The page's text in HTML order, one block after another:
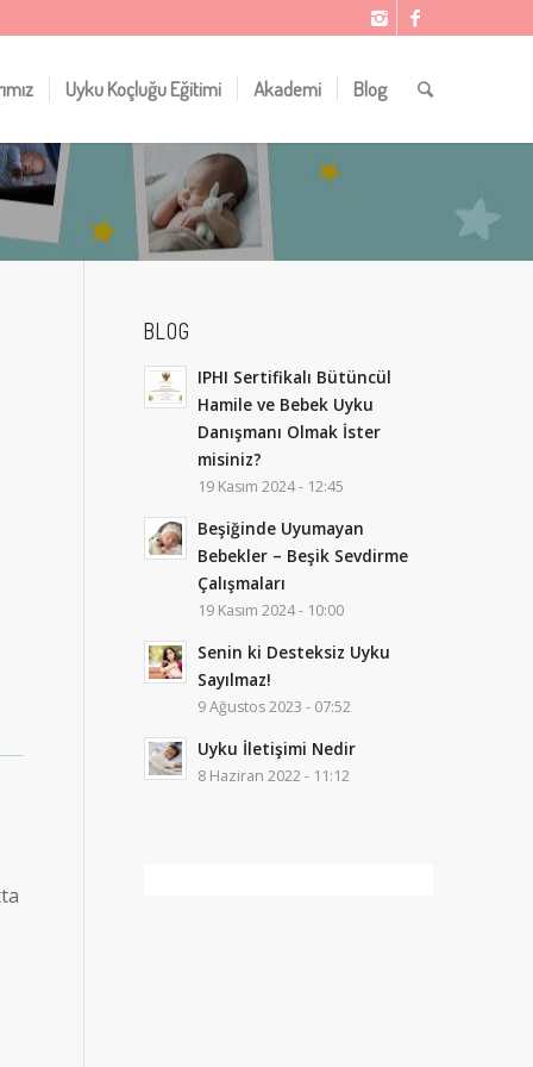
Uyku Koçluğu Eğitimi Akademi Blog
BLOG
IPHI Sertifikalı Bütüncül
Hamile ve Bebek Uyku
Danışmanı Olmak İster
misiniz?
19 Kasım 2024 - 12:45
Beşiğinde Uyumayan
Bebekler – Beşik Sevdirme
Çalışmaları
19 Kasım 2024 - 10:00
Senin ki Desteksiz Uyku
Sayılmaz!
9 Ağustos 2023 - 07:52
Uyku İletişimi Nedir
8 Haziran 2022 - 11:12